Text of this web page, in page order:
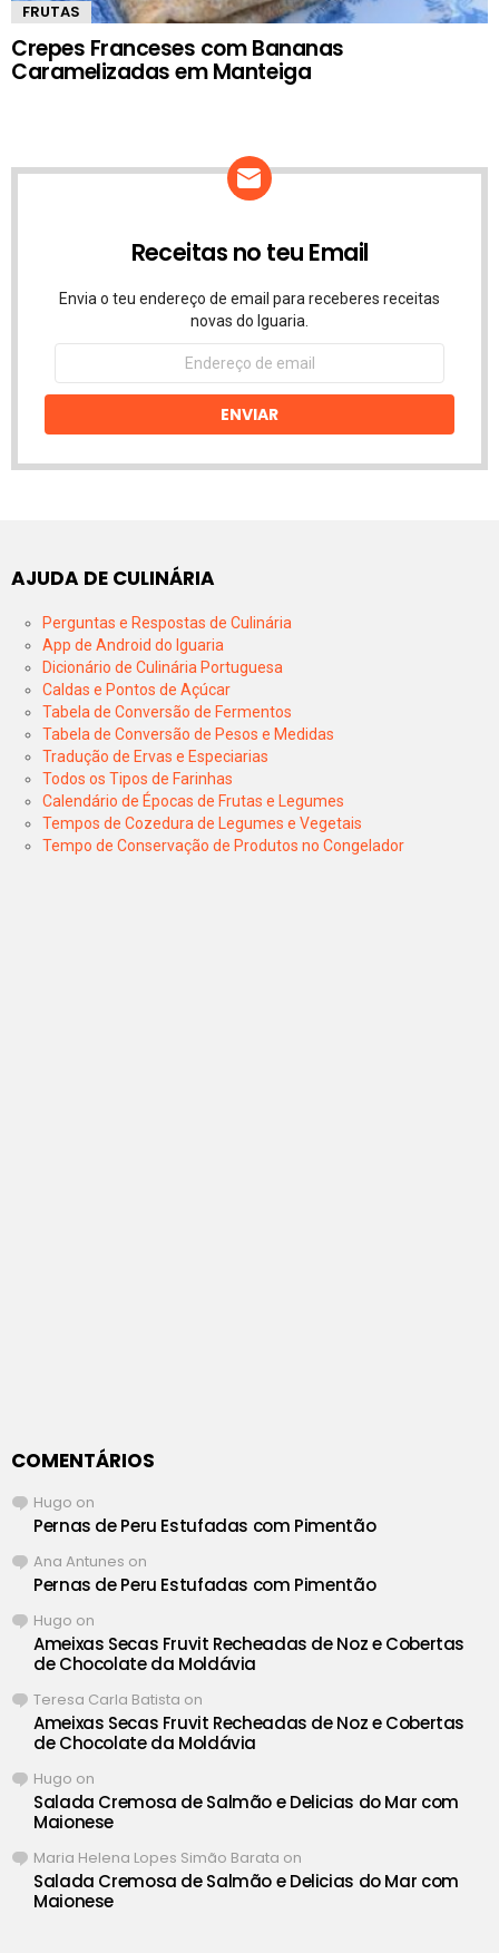
FRUTAS
Crepes Franceses com Bananas
Caramelizadas em Manteiga
Receitas no teu Email
Envia o teu endereço de email para receberes receitas
novas do Iguaria.
Endereço
email
ENVIAR
AJUDA DE CULINÁRIA
Perguntas e Respostas de Culinária
App de Android do Iguaria
Dicionário de Culinária Portuguesa
Caldas e Pontos de Açúcar
Tabela de Conversão de Fermentos
Tabela de Conversão de Pesos e Medidas
Tradução de Ervas e Especiarias
Todos os Tipos de Farinhas
Calendário de Épocas de Frutas e Legumes
Tempos de Cozedura de Legumes e Vegetais
Tempo de Conservação de Produtos no Congelador
COMENTÁRIOS
Hugo on
Pernas de Peru Estufadas com Pimentão
Ana Antunes on
Pernas de Peru Estufadas com Pimentão
Hugo on
Ameixas Secas Fruvit Recheadas de Noz e Cobertas
de Chocolate da Moldávia
Teresa Carla Batista on
Ameixas Secas Fruvit Recheadas de Noz e Cobertas
de Chocolate da Moldávia
Hugo on
Salada Cremosa de Salmão e Delicias do Mar com
Maionese
Maria Helena Lopes Simão Barata on
Salada Cremosa de Salmão e Delicias do Mar com
Maionese